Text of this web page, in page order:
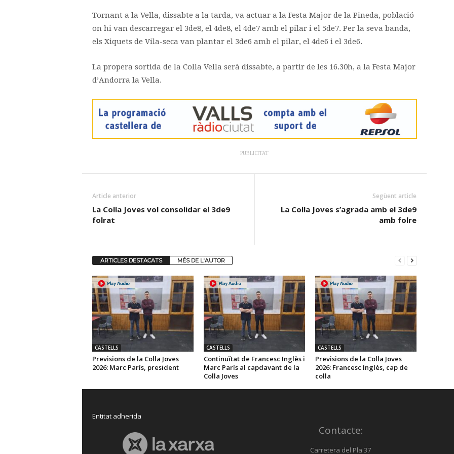
Tornant a la Vella, dissabte a la tarda, va actuar a la Festa Major de la Pineda, població
on hi van descarregar el 3de8, el 4de8, el 4de7 amb el pilar i el 5de7. Per la seva banda,
els Xiquets de Vila-seca van plantar el 3de6 amb el pilar, el 4de6 i el 3de6.
La propera sortida de la Colla Vella serà dissabte, a partir de les 16.30h, a la Festa Major
d’Andorra la Vella.
PUBLICITAT
Article anterior
La Colla Joves vol consolidar el 3de9
folrat
Següent article
La Colla Joves s’agrada amb el 3de9
amb folre
ARTICLES DESTACATS MÉS DE L'AUTOR
CASTELLS
Previsions de la Colla Joves
2026: Marc París, president
CASTELLS
Continuïtat de Francesc Inglès i
Marc París al capdavant de la
Colla Joves
CASTELLS
Previsions de la Colla Joves
2026: Francesc Inglès, cap de
colla
Entitat adherida
Contacte:
Carretera del Pla 37